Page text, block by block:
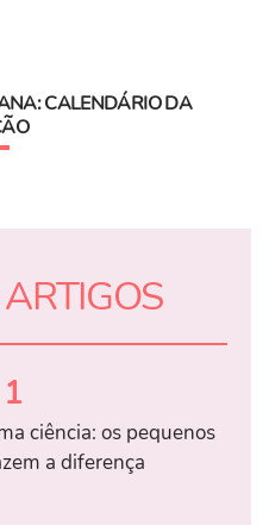
CALENDÁRIO DA
1
ciência: os pequenos
a diferença